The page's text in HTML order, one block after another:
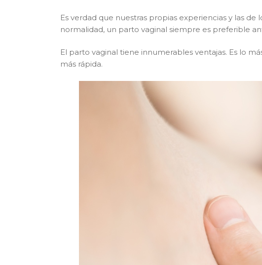
Es verdad que nuestras propias experiencias y las
normalidad, un parto vaginal siempre es preferible
El parto vaginal tiene innumerables ventajas. Es lo
más rápida.